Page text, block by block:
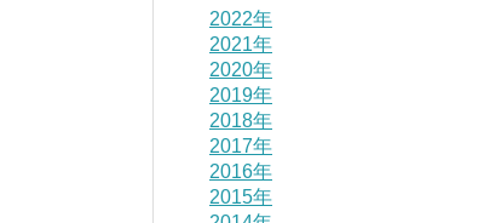
2022年
2021年
2020年
2019年
2018年
2017年
2016年
2015年